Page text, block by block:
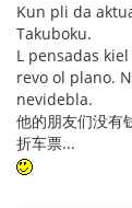
Kun pli da
Takuboku.
L pensadas
revo ol plano.
nevidebla.
他的朋友们没有
折车票...